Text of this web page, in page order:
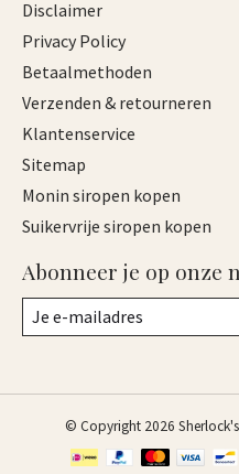
Disclaimer
Privacy Policy
Betaalmethoden
Verzenden & retourneren
Klantenservice
Sitemap
Monin siropen kopen
Suikervrije siropen kopen
Abonneer je op onze
© Copyright 2026